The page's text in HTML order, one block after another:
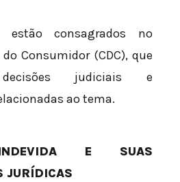
estão consagrados no
Consumidor (CDC), que
judiciais e
ao tema.
E SUAS
JURÍDICAS